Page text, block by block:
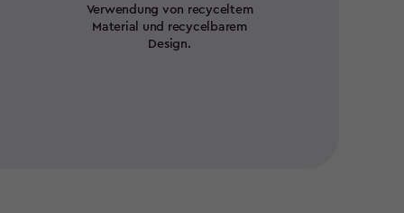
Verwendung von recyceltem
Material und recycelbarem
Design.